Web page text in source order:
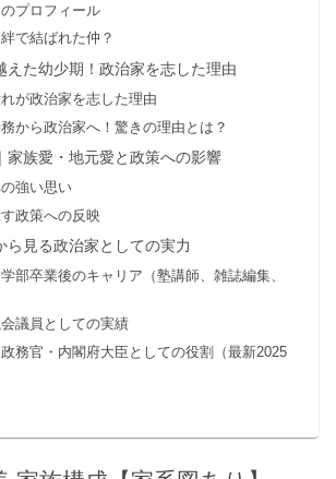
プロフィール
で結ばれた仲？
えた幼少期！政治家を志した理由
が政治家を志した理由
から政治家へ！驚きの理由とは？
家族愛・地元愛と政策への影響
強い思い
政策への反映
ら見る政治家としての実力
部卒業後のキャリア（塾講師、雑誌編集、
議員としての実績
務官・内閣府大臣としての役割（最新2025